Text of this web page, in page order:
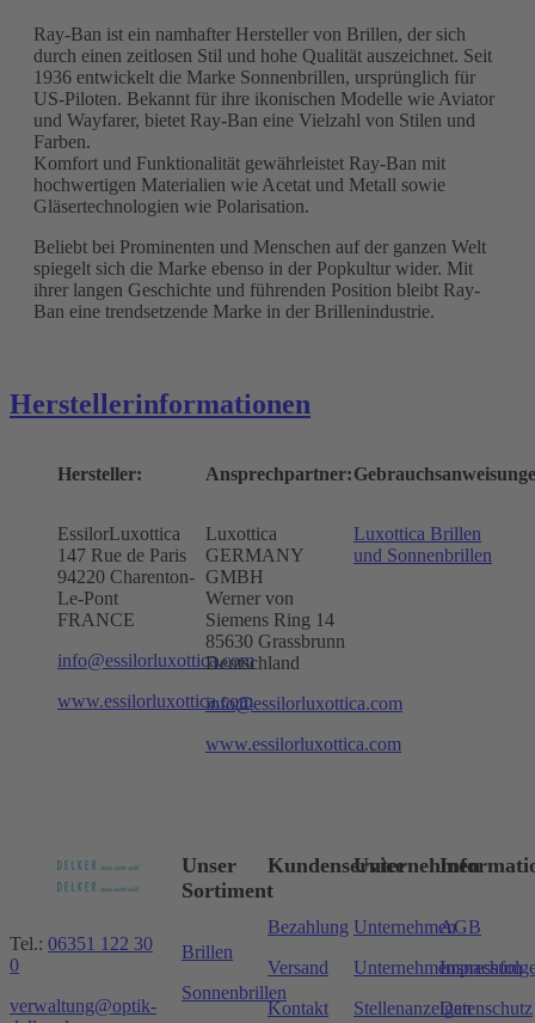
Ray-Ban ist ein namhafter Hersteller von Brillen, der sich
durch einen zeitlosen Stil und hohe Qualität auszeichnet. Seit
1936 entwickelt die Marke Sonnenbrillen, ursprünglich für
US-Piloten. Bekannt für ihre ikonischen Modelle wie Aviator
und Wayfarer, bietet Ray-Ban eine Vielzahl von Stilen und
Farben.
Komfort und Funktionalität gewährleistet Ray-Ban mit
hochwertigen Materialien wie Acetat und Metall sowie
Gläsertechnologien wie Polarisation.
Beliebt bei Prominenten und Menschen auf der ganzen Welt
spiegelt sich die Marke ebenso in der Popkultur wider. Mit
ihrer langen Geschichte und führenden Position bleibt Ray-
Ban eine trendsetzende Marke in der Brillenindustrie.
Herstellerinformationen
Hersteller:
EssilorLuxottica
147 Rue de Paris
94220 Charenton-
Le-Pont
FRANCE
info@essilorluxottica.com
www.essilorluxottica.com
Ansprechpartner:
Luxottica
GERMANY
GMBH
Werner von
Siemens Ring 14
85630 Grassbrunn
Deutschland
info@essilorluxottica.com
www.essilorluxottica.com
Luxottica Brillen
und Sonnenbrillen
Tel.: 06351 122 30
0
verwaltung@optik-
Unser
Sortiment
Brillen
Sonnenbrillen
Kundenservice
Bezahlung
Versand
Kontakt
Unternehmen
Unternehmen
Stellenanzeigen
AGB
Impressum
Datenschutz